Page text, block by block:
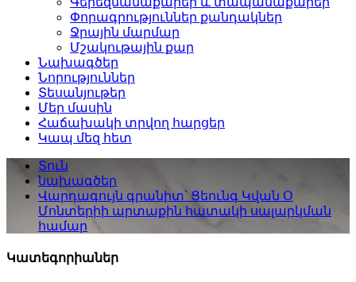
Փորագրություններ քանդակներ
Ջրային մարմար
Մշակութային քար
Նախագծեր
Նորություններ
Տեսանյութեր
Մեր մասին
Հաճախակի տրվող հարցեր
Կապ մեզ հետ
Տուն
նախագծեր
Վարդագույն գրանիտ՝ Ցեունգ Կվան Օ
Մոնտերիի արտաքին հատակի սալարկման
համար
Կատեգորիաներ